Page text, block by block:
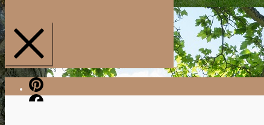
Pinterest
Facebook